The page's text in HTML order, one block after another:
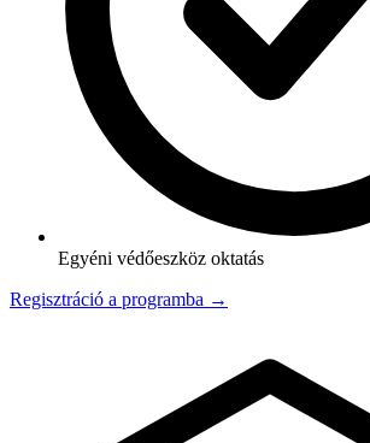
Egyéni védőeszköz oktatás
Regisztráció a programba →